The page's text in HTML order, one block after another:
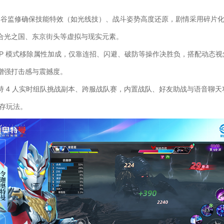
监修确保技能特效（如光线技）、战斗姿势高度还原，剧情采用碎片
之国、东京街头等虚拟与现实元素。​
模式移除属性加成，仅靠连招、闪避、破防等操作决胜负，搭配动态
打击感与震撼度。​
4 人实时组队挑战副本、跨服战队赛，内置战队、好友助战与语音聊
玩法。​